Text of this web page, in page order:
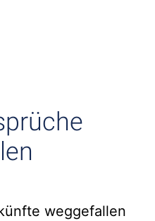
weggefallen